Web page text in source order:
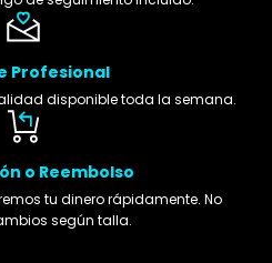
Profesional
disponible toda la semana.
o Reembolso
tu dinero rápidamente. No
según talla.